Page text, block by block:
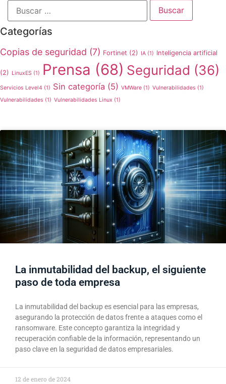
Categorías
Copias de seguridad (7) Fortinet (2) IA (1) Inteligencia artificial
(2) LinuxES (1) Prensa (68) Seguridad (36)
Servicios Level4 (1) Sin categoría (5) VMWare (1) Vulnerabilidades (1)
Vulnerabilidades (1) Vulnerabilidades Linux (1)
La inmutabilidad del backup, el siguiente
paso de toda empresa​
La inmutabilidad del backup es esencial para las empresas,
asegurando la protección de datos frente a ataques como el
ransomware. Este concepto garantiza la integridad y
recuperación confiable de la información, representando un
paso clave en la seguridad de datos empresariales.
12 de enero de 2024